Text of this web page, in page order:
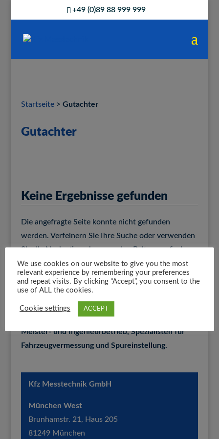
+49 (0)89 88 999 999
Startseite> Gutachter
Gutachter
Keine Ergebnisse gefunden
Die angefragte Seite konnte nicht gefunden
werden. Verfeinern Sie Ihre Suche oder verwenden
Sie die Navigation oben, um den Beitrag zu finden.
Wir sind ein unabhängiger ISO zertifizierter
Meister- und Ingenieurbetrieb, Spezialisten für
Fahrzeugvermessung und Spureinstellung.
Kfz Messtechnik GmbH
München West
Brunhamstr. 21, Haus 205
81249 München
We use cookies on our website to give you the most
relevant experience by remembering your preferences
and repeat visits. By clicking “Accept”, you consent to the
use of ALL the cookies.
Cookie settings ACCEPT